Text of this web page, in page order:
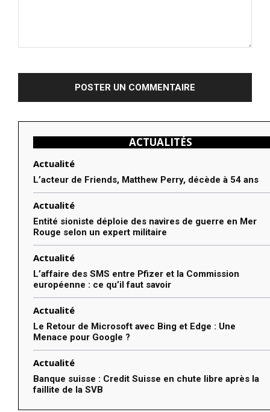
ACTUALITÉS
Actualité
L’acteur de Friends, Matthew Perry, décède à 54 ans
Actualité
Entité sioniste déploie des navires de guerre en Mer
Rouge selon un expert militaire
Actualité
L’affaire des SMS entre Pfizer et la Commission
européenne : ce qu’il faut savoir
Actualité
Le Retour de Microsoft avec Bing et Edge : Une
Menace pour Google ?
Actualité
Banque suisse : Credit Suisse en chute libre après la
faillite de la SVB